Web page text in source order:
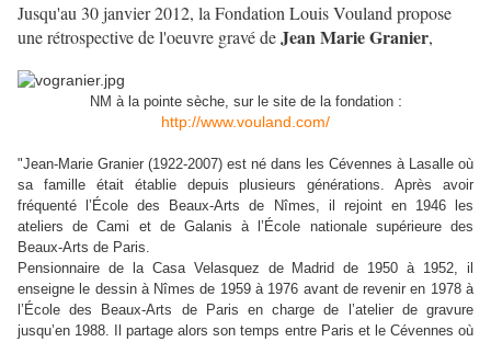
Jusqu'au 30 janvier 2012, la Fondation Louis Vouland propose
une rétrospective de l'oeuvre gravé deJean Marie Granier,
NM à la pointe sèche, sur le site de la fondation:
http://www.vouland.com/
"Jean-Marie Granier (1922-2007) est né dans les Cévennes à Lasalle où
sa famille était établie depuis plusieurs générations. Après avoir
fréquenté l’École des Beaux-Arts de Nîmes, il rejoint en 1946 les
ateliers de Cami et de Galanis à l’École nationale supérieure des
Beaux-Arts de Paris.
Pensionnaire de la Casa Velasquez de Madrid de 1950 à 1952, il
enseigne le dessin à Nîmes de 1959 à 1976 avant de revenir en 1978 à
l’École des Beaux-Arts de Paris en charge de l’atelier de gravure
jusqu’en 1988. Il partage alors son temps entre Paris et le Cévennes où